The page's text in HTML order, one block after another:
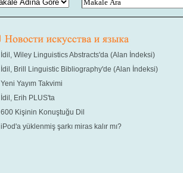
İdil, Wiley Linguistics Abstracts'da (Alan İndeksi)
İdil, Brill Linguistic Bibliography'de (Alan İndeksi)
Yeni Yayım Takvimi
İdil, Erih PLUS'ta
600 Kişinin Konuştuğu Dil
iPod'a yüklenmiş şarkı miras kalır mı?